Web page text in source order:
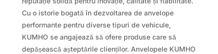
Cu o istorie bogată în dezvoltarea de anvelope
performante pentru diverse tipuri de vehicule,
KUMHO se angajează să ofere produse care să
depășească așteptările clienților. Anvelopele KUMHO